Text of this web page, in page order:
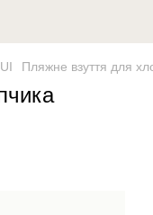
Пляжне взуття для